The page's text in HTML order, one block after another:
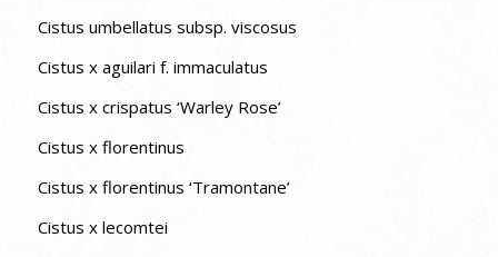
Cistus umbellatus subsp. viscosus
Cistus x aguilari f. immaculatus
Cistus x crispatus ‘Warley Rose’
Cistus x florentinus
Cistus x florentinus ‘Tramontane’
Cistus x lecomtei